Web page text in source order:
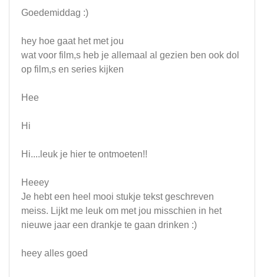
Goedemiddag :)
hey hoe gaat het met jou
wat voor film,s heb je allemaal al gezien ben ook dol
op film,s en series kijken
Hee
Hi
Hi....leuk je hier te ontmoeten!!
Heeey
Je hebt een heel mooi stukje tekst geschreven
meiss. Lijkt me leuk om met jou misschien in het
nieuwe jaar een drankje te gaan drinken :)
heey alles goed